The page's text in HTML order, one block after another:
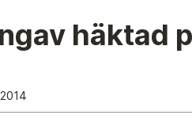
systemet
Etiknämnd fattar de avgörande
häktad